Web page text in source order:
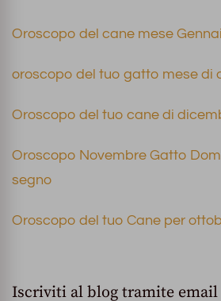
Oroscopo del cane mese
oroscopo del tuo gatto mese di
Oroscopo del tuo cane di
Oroscopo Novembre Gatto
segno
Oroscopo del tuo Cane per
Iscriviti al blog tramite email